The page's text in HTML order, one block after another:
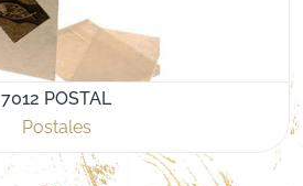
7012 POSTAL
Postales